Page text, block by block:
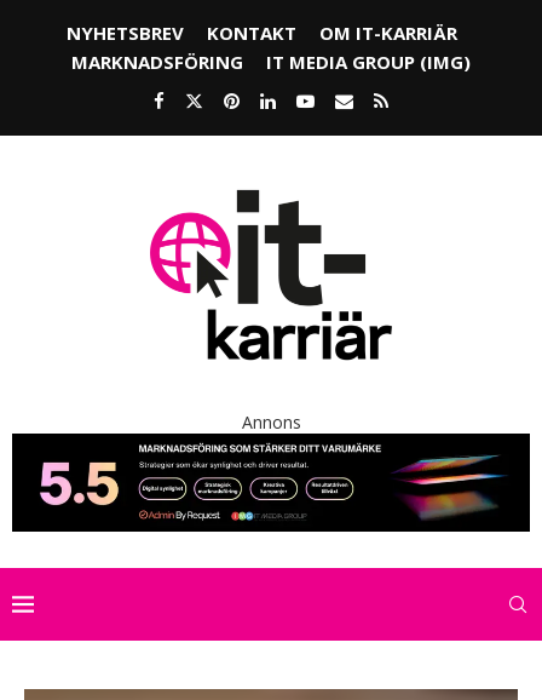
NYHETSBREV KONTAKT
OM IT-KARRIÄR
MARKNADSFÖRING
IT MEDIA GROUP (IMG)
Annons